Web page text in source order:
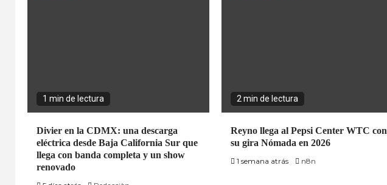
1 min de lectura
Divier en la CDMX: una descarga
eléctrica desde Baja California Sur que
llega con banda completa y un show
renovado
2 min de lectura
Reyno llega al Pepsi Center WTC con
su gira Nómada en 2026
1 semana atrás n8n